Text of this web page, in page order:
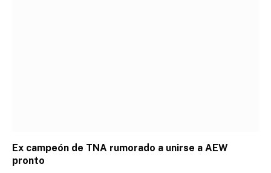
Ex campeón de TNA rumorado a unirse a AEW
pronto